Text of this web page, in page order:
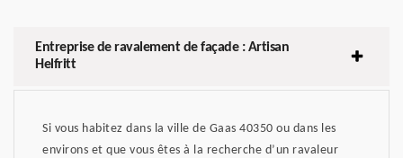
Entreprise de ravalement de façade : Artisan
Helfritt
Si vous habitez dans la ville de Gaas 40350 ou dans les
environs et que vous êtes à la recherche d’un ravaleur